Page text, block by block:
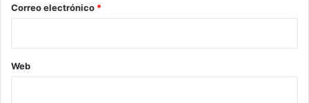
*
Correo electrónico *
Web